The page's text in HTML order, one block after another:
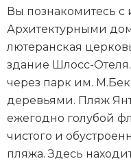
Вы познакомитесь с
Архитектурными
лютеранская
здание Шлосс-
через парк им.
деревьями. Пляж
ежегодно голубой
чистого и
пляжа. Здесь